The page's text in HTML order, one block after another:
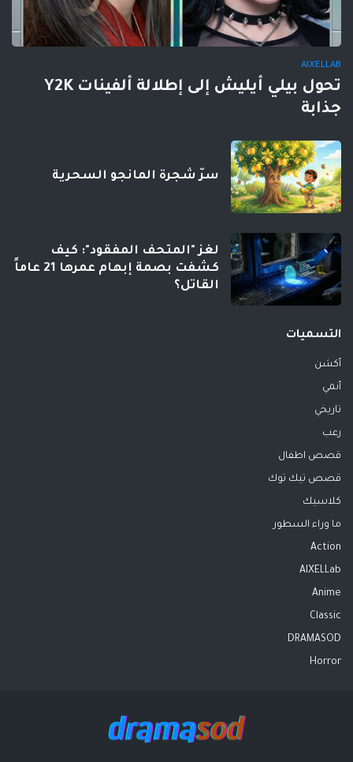
AIXELLAB
تحول بيلي أيليش إلى إطلالة ألفينات Y2K
جذابة
سرّ شجرة المانجو السحرية
لغز "المتحف المفقود": كيف
كشفت بصمة إبهام عمرها 21 عاماً
القاتل؟
التسميات
أكشن
أنمي
تاريخي
رعب
قصص اطفال
قصص تيك توك
كلاسيك
ما وراء السطور
Action
AIXELLab
Anime
Classic
DRAMASOD
Horror